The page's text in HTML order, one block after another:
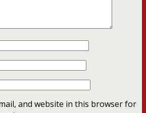
and website in this browser for